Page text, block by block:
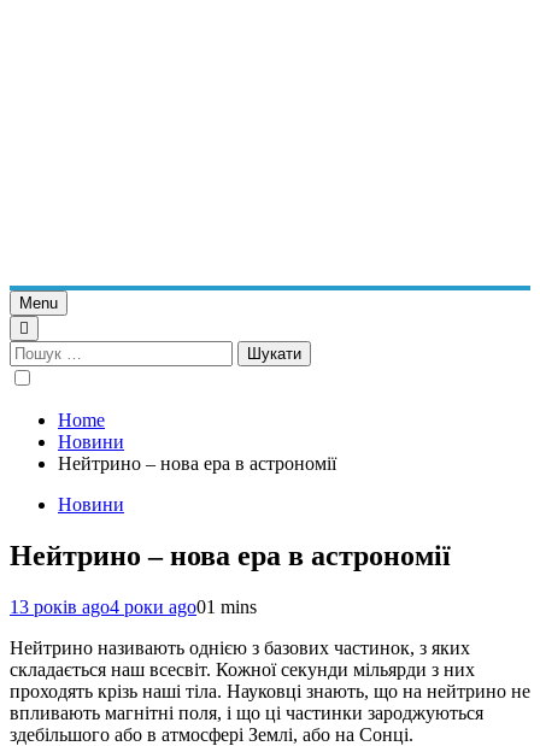
Menu
Пошук:
Home
Новини
Нейтрино – нова ера в астрономії
Новини
Нейтрино – нова ера в астрономії
13 років ago4 роки ago01 mins
Нейтрино називають однією з базових частинок, з яких
складається наш всесвіт. Кожної секунди мільярди з них
проходять крізь наші тіла. Науковці знають, що на нейтрино не
впливають магнітні поля, і що ці частинки зароджуються
здебільшого або в атмосфері Землі, або на Сонці.